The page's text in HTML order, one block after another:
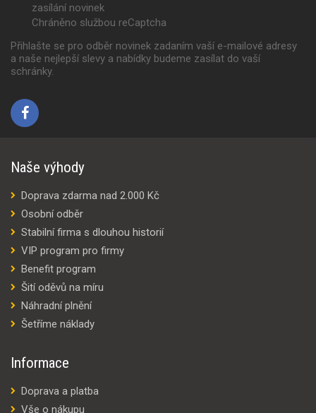
zasílání novinek
Chráněno službou reCaptcha
Přihlašte se pro odběr novinek zadaním vaší e-mailové adresy
a naše nejlepší slevy a nabídky budeme zasílat do vaší
schránky.
Naše výhody
Doprava zdarma nad 2.000 Kč
Osobní odběr
Stabilní firma s dlouhou historií
VIP program pro firmy
Benefit program
Šití oděvů na míru
Náhradní plnění
Šetříme náklady
Informace
Doprava a platba
Vše o nákupu